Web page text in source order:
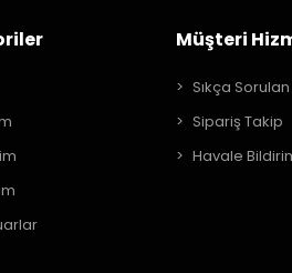
Müşteri
Sıkça
Sipariş Takip
Havale